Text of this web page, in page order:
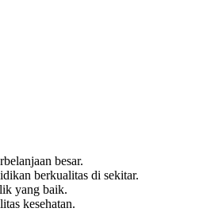
besar.
berkualitas di sekitar.
yang baik.
kesehatan.